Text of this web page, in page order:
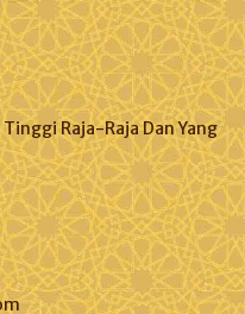
Raja-Raja Dan Yang